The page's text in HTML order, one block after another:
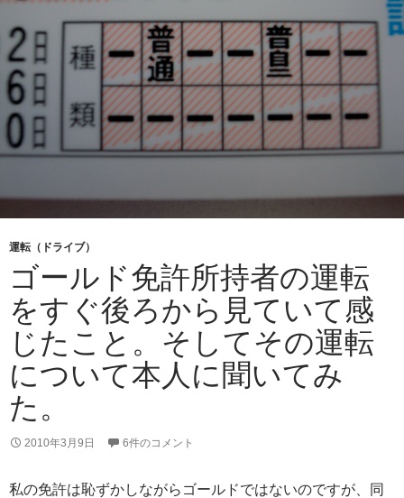
運転（ドライブ）
ゴールド免許所持者の運転
をすぐ後ろから見ていて感
じたこと。そしてその運転
について本人に聞いてみ
た。
2010年3月9日 6件のコメント
私の免許は恥ずかしながらゴールドではないのですが、同